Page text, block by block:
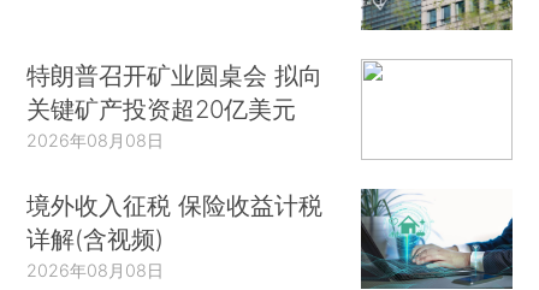
特朗普召开矿业圆桌会 拟向
关键矿产投资超20亿美元
2026年08月08日
境外收入征税 保险收益计税
详解(含视频)
2026年08月08日